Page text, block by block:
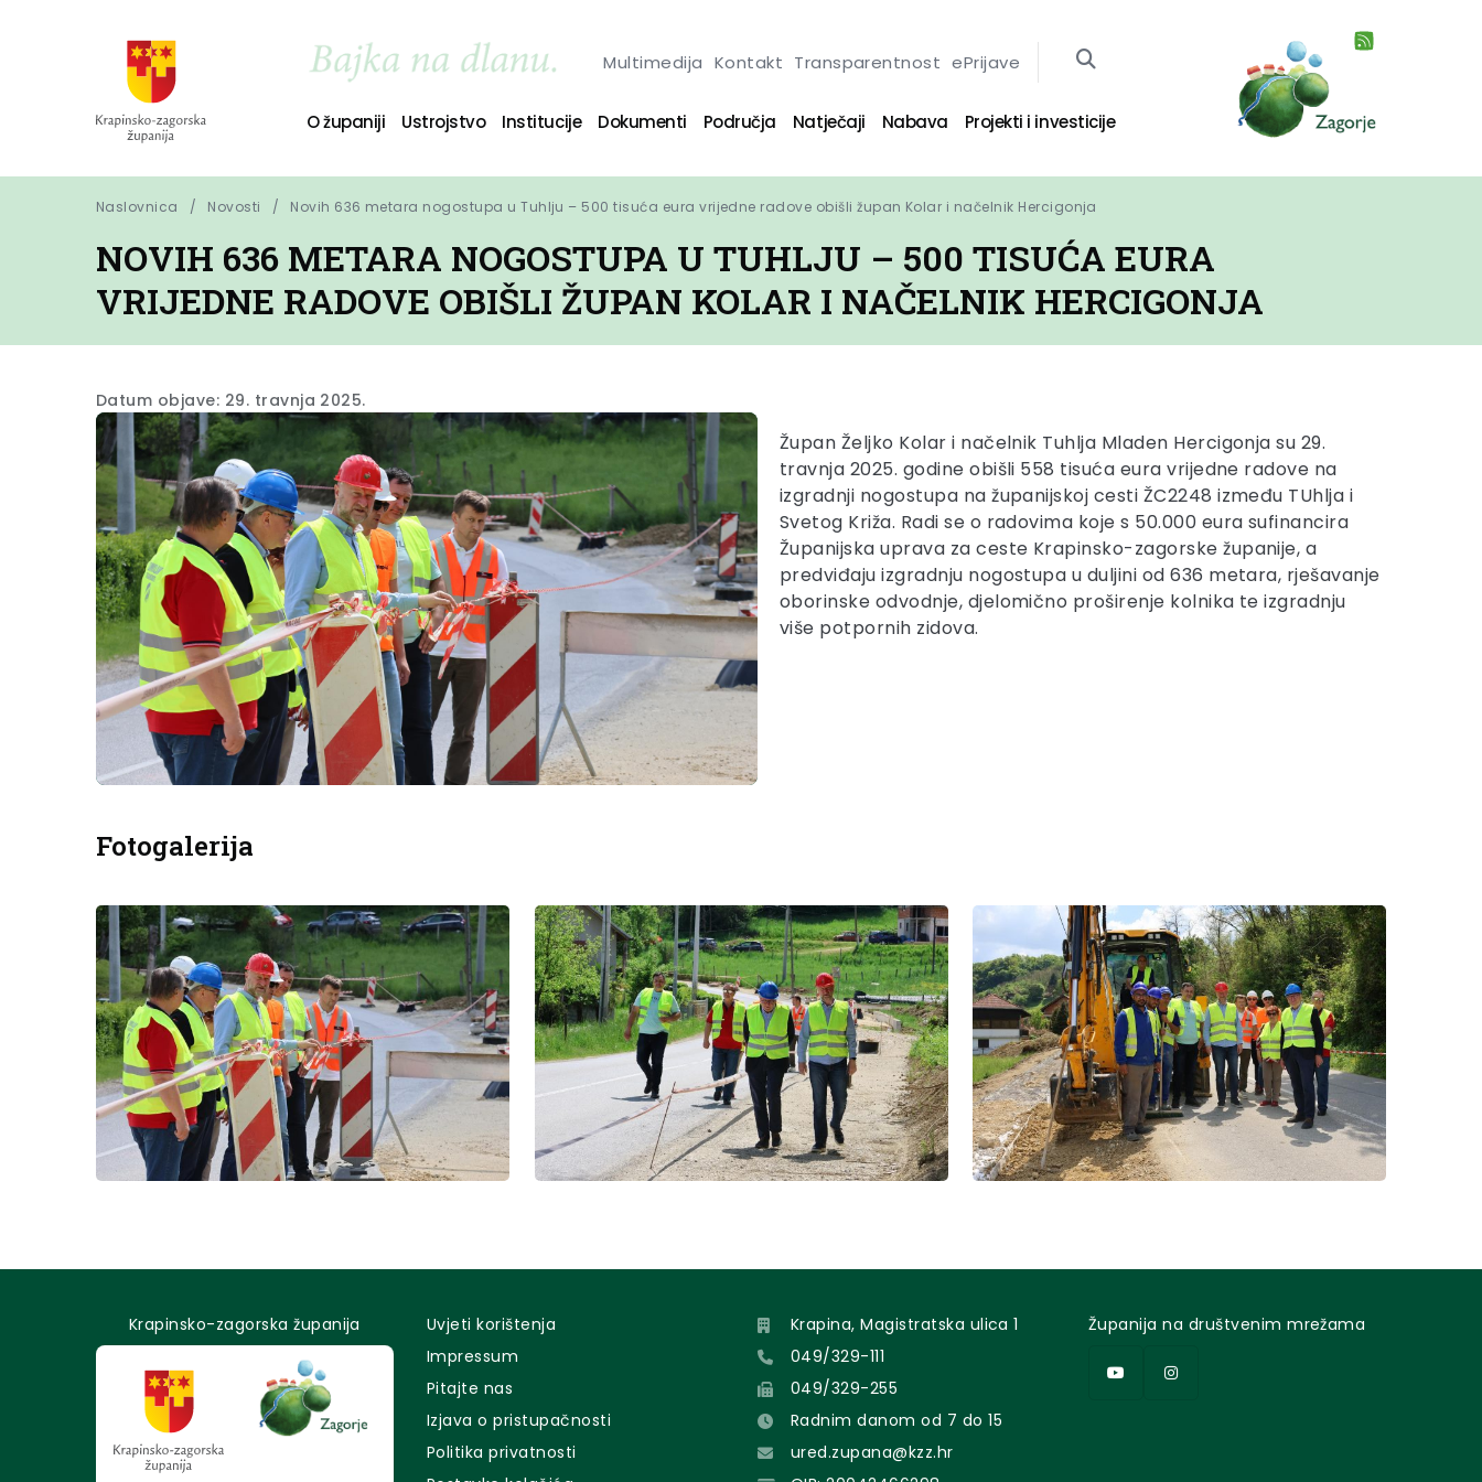
Multimedija Kontakt Transparentnost ePrijave
O županiji Ustrojstvo Institucije Dokumenti Područja Natječaji Nabava Projekti i investicije
Naslovnica Novosti Novih 636 metara nogostupa u Tuhlju – 500 tisuća eura vrijedne radove obišli župan Kolar i načelnik Hercigonja
NOVIH 636 METARA NOGOSTUPA U TUHLJU – 500 TISUĆA EURA
VRIJEDNE RADOVE OBIŠLI ŽUPAN KOLAR I NAČELNIK HERCIGONJA
Datum objave: 29. travnja 2025.
Župan Željko Kolar i načelnik Tuhlja Mladen Hercigonja su 29.
travnja 2025. godine obišli 558 tisuća eura vrijedne radove na
izgradnji nogostupa na županijskoj cesti ŽC2248 između TUhlja i
Svetog Križa. Radi se o radovima koje s 50.000 eura sufinancira
Županijska uprava za ceste Krapinsko-zagorske županije, a
predviđaju izgradnju nogostupa u duljini od 636 metara, rješavanje
oborinske odvodnje, djelomično proširenje kolnika te izgradnju
više potpornih zidova.
Fotogalerija
Krapinsko-zagorska županija
Uvjeti korištenja
Impressum
Pitajte nas
Izjava o pristupačnosti
Politika privatnosti
Krapina, Magistratska ulica 1
049/329-111
049/329-255
Radnim danom od 7 do 15
ured.zupana@kzz.hr
Županija na društvenim mrežama